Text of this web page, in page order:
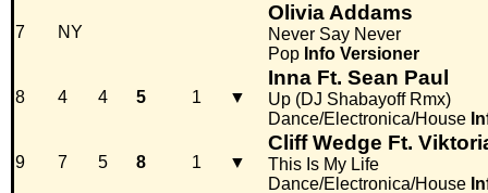
7 NY
Olivia Addams
Never Say Never
Pop Info Versioner
8 4 4 5 1 ▼
Inna Ft. Sean Paul
Up (DJ Shabayoff Rmx)
Dance/Electronica/House
9 7 5 8 1 ▼
Cliff Wedge Ft.
This Is My Life
Dance/Electronica/House